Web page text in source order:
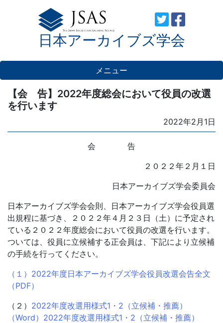
日本アーカイブズ学会
メニュー
【会 告】2022年度総会において役員の改選
を行います
Posted
on
2022年2月1日
会 告
２０２２年２月１日
日本アーカイブズ学会委員会
日本アーカイブズ学会会則、日本アーカイブズ学会役員選
出規程に基づき、２０２２年４月２３日（土）に予定され
ている２０２２年度総会において役員の改選を行います。
ついては、役員に立候補する正会員は、下記により立候補
の手続を行ってください。
（１）2022年度日本アーカイブズ学会役員改選会告全文
（PDF）
（２） 2022年度改選用様式1・2（立候補・推薦）
（Word） 2022年度改選用様式1・2（立候補・推薦）